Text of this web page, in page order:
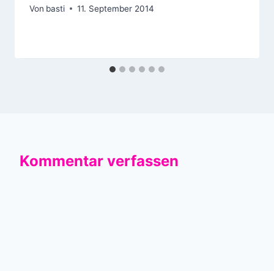
Von basti 11. September 2014
Kommentar verfassen